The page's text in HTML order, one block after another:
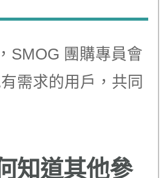
SMOG 團購專員會
需求的用戶，共同
知道其他參